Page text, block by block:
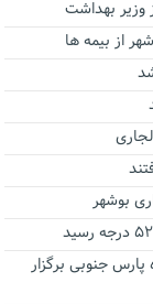
بهداشت
جنوبی برگزار